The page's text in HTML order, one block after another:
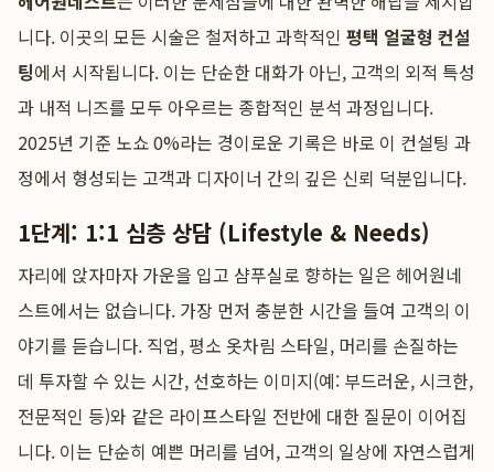
니다. 이곳의 모든 시술은 철저하고 과학적인 평택 얼굴형 컨설
팅에서 시작됩니다. 이는 단순한 대화가 아닌, 고객의 외적 특성
과 내적 니즈를 모두 아우르는 종합적인 분석 과정입니다.
2025년 기준 노쇼 0%라는 경이로운 기록은 바로 이 컨설팅 과
정에서 형성되는 고객과 디자이너 간의 깊은 신뢰 덕분입니다.
1단계: 1:1 심층 상담 (Lifestyle & Needs)
자리에 앉자마자 가운을 입고 샴푸실로 향하는 일은 헤어원네
스트에서는 없습니다. 가장 먼저 충분한 시간을 들여 고객의 이
야기를 듣습니다. 직업, 평소 옷차림 스타일, 머리를 손질하는
데 투자할 수 있는 시간, 선호하는 이미지(예: 부드러운, 시크한,
전문적인 등)와 같은 라이프스타일 전반에 대한 질문이 이어집
니다. 이는 단순히 예쁜 머리를 넘어, 고객의 일상에 자연스럽게